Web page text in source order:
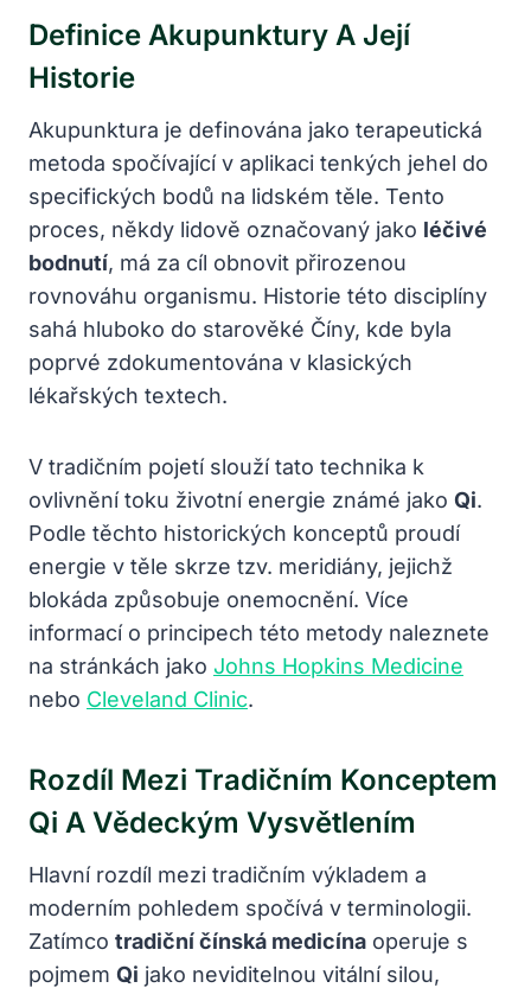
Definice Akupunktury A Její
Historie
Akupunktura je definována jako terapeutická
metoda spočívající v aplikaci tenkých jehel do
specifických bodů na lidském těle. Tento
proces, někdy lidově označovaný jako léčivé
bodnutí, má za cíl obnovit přirozenou
rovnováhu organismu. Historie této disciplíny
sahá hluboko do starověké Číny, kde byla
poprvé zdokumentována v klasických
lékařských textech.
V tradičním pojetí slouží tato technika k
ovlivnění toku životní energie známé jako Qi.
Podle těchto historických konceptů proudí
energie v těle skrze tzv. meridiány, jejichž
blokáda způsobuje onemocnění. Více
informací o principech této metody naleznete
na stránkách jako Johns Hopkins Medicine
nebo Cleveland Clinic.
Rozdíl Mezi Tradičním Konceptem
Qi A Vědeckým Vysvětlením
Hlavní rozdíl mezi tradičním výkladem a
moderním pohledem spočívá v terminologii.
Zatímco tradiční čínská medicína operuje s
pojmem Qi jako neviditelnou vitální silou,